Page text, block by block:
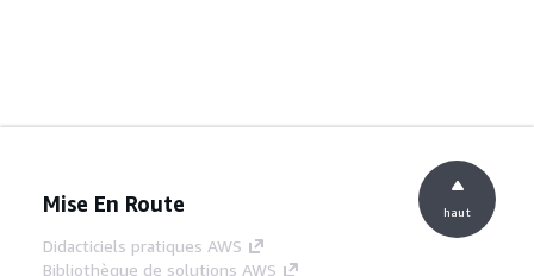
Mise En Route
Didacticiels pratiques AWS
Bibliothèque de solutions AWS
haut